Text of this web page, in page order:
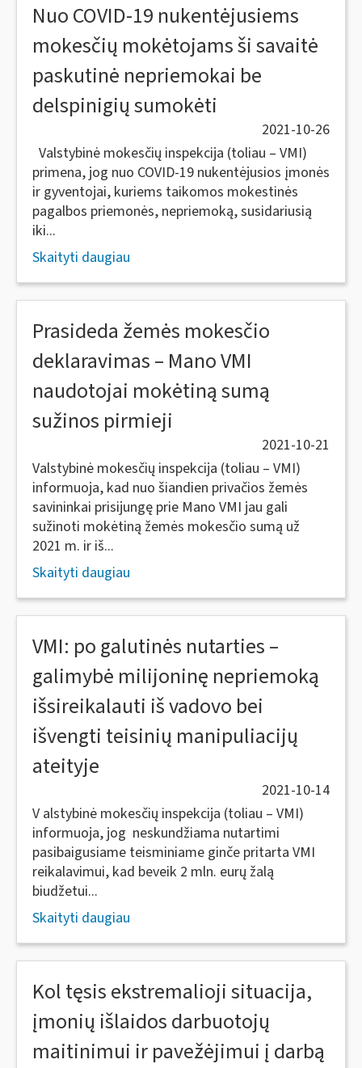
Nuo COVID-19 nukentėjusiems
mokesčių mokėtojams ši savaitė
paskutinė nepriemokai be
delspinigių sumokėti
2021-10-26
Valstybinė mokesčių inspekcija (toliau – VMI)
primena, jog nuo COVID-19 nukentėjusios įmonės
ir gyventojai, kuriems taikomos mokestinės
pagalbos priemonės, nepriemoką, susidariusią
iki...
Skaityti daugiau
Prasideda žemės mokesčio
deklaravimas – Mano VMI
naudotojai mokėtiną sumą
sužinos pirmieji
2021-10-21
Valstybinė mokesčių inspekcija (toliau – VMI)
informuoja, kad nuo šiandien privačios žemės
savininkai prisijungę prie Mano VMI jau gali
sužinoti mokėtiną žemės mokesčio sumą už
2021 m. ir iš...
Skaityti daugiau
VMI: po galutinės nutarties –
galimybė milijoninę nepriemoką
išsireikalauti iš vadovo bei
išvengti teisinių manipuliacijų
ateityje
2021-10-14
V alstybinė mokesčių inspekcija (toliau – VMI)
informuoja, jog neskundžiama nutartimi
pasibaigusiame teisminiame ginče pritarta VMI
reikalavimui, kad beveik 2 mln. eurų žalą
biudžetui...
Skaityti daugiau
Kol tęsis ekstremalioji situacija,
įmonių išlaidos darbuotojų
maitinimui ir pavežėjimui į darbą